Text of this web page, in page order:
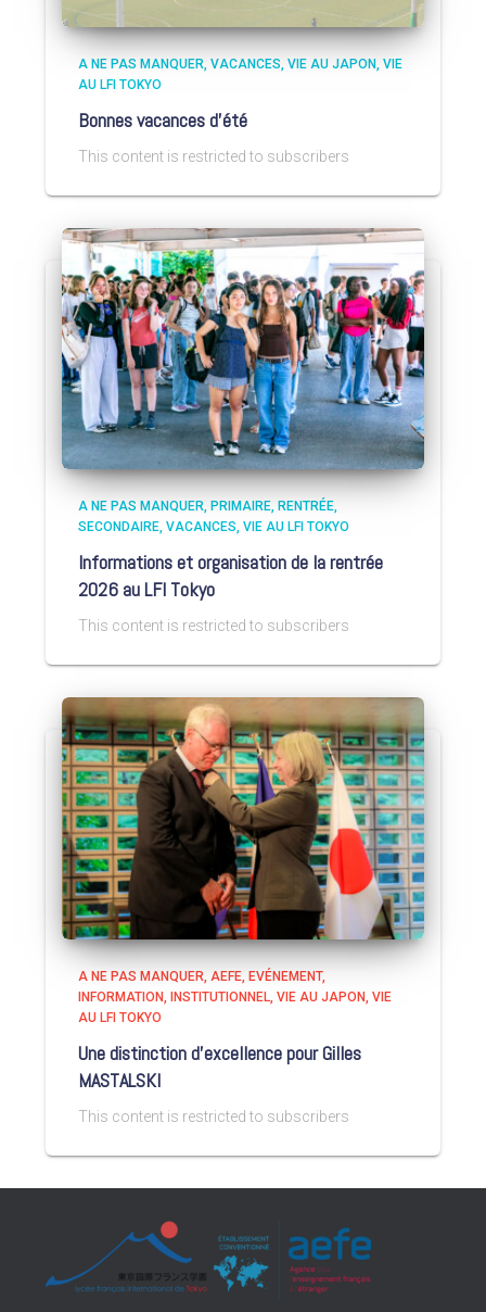
A NE PAS MANQUER VACANCES VIE AU JAPON VIE
AU LFI TOKYO
Bonnes vacances d’été
This content is restricted to subscribers
A NE PAS MANQUER PRIMAIRE RENTRÉE
SECONDAIRE VACANCES VIE AU LFI TOKYO
Informations et organisation de la rentrée
2026 au LFI Tokyo
This content is restricted to subscribers
A NE PAS MANQUER AEFE EVÉNEMENT
INFORMATION
INSTITUTIONNEL VIE AU JAPON VIE
AU LFI TOKYO
Une distinction d’excellence pour Gilles
MASTALSKI
This content is restricted to subscribers